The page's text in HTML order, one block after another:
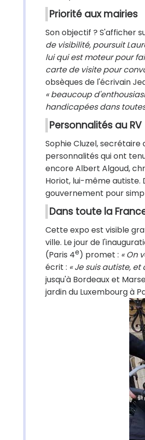
Priorité aux mairies
Son objectif ? S'afficher
de visibilité, poursuit
lui qui est moteur pour
carte de visite pour
obsèques de l'écrivain
« beaucoup
handicapées dans
Personnalités au RV
Sophie Cluzel,
personnalités qui ont
encore Albert Algoud,
Horiot, lui-même autiste.
gouvernement pour
Dans toute la
Cette expo est visible
ville. Le jour de
(Paris 4e) promet : « On
écrit : « Je suis autiste, et
jusqu'à Bordeaux et
jardin du Luxembourg à